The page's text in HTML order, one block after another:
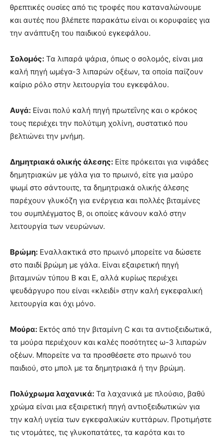
θρεπτικές ουσίες από τις τροφές που καταναλώνουμε
και αυτές που βλέπετε παρακάτω είναι οι κορυφαίες για
την ανάπτυξη του παιδικού εγκεφάλου.
Σολομός: Τα λιπαρά ψάρια, όπως ο σολομός, είναι μια
καλή πηγή ωμέγα-3 λιπαρών οξέων, τα οποία παίζουν
καίριο ρόλο στην λειτουργία του εγκεφάλου.
Αυγά: Είναι πολύ καλή πηγή πρωτεΐνης και ο κρόκος
τους περιέχει την πολύτιμη χολίνη, συστατικό που
βελτιώνει την μνήμη.
Δημητριακά ολικής άλεσης: Είτε πρόκειται για νιφάδες
δημητριακών με γάλα για το πρωινό, είτε για μαύρο
ψωμί στο σάντουιτς, τα δημητριακά ολικής άλεσης
παρέχουν γλυκόζη για ενέργεια και πολλές βιταμίνες
του συμπλέγματος Β, οι οποίες κάνουν καλό στην
λειτουργία των νευρώνων.
Βρώμη: Εναλλακτικά στο πρωινό μπορείτε να δώσετε
στο παιδί βρώμη με γάλα. Είναι εξαιρετική πηγή
βιταμινών τύπου Β και Ε, αλλά κυρίως περιέχει
ψευδάργυρο που είναι «κλειδί» στην καλή εγκεφαλική
λειτουργία και όχι μόνο.
Μούρα: Εκτός από την βιταμίνη C και τα αντιοξειδωτικά,
τα μούρα περιέχουν και καλές ποσότητες ω-3 λιπαρών
οξέων. Μπορείτε να τα προσθέσετε στο πρωινό του
παιδιού, στο μπολ με τα δημητριακά ή την βρώμη.
Πολύχρωμα λαχανικά: Τα λαχανικά με πλούσιο, βαθύ
χρώμα είναι μια εξαιρετική πηγή αντιοξειδωτικών για
την καλή υγεία των εγκεφαλικών κυττάρων. Προτιμήστε
τις ντομάτες, τις γλυκοπατάτες, τα καρότα και το